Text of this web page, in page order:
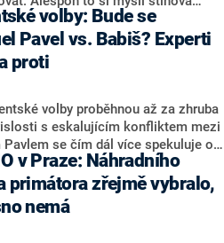
ODS Eva Decroix. V
Prima NEWS si nebrala servítky
výkonu svého nástupce Jeronýma
vládní zmocněnkyně pro lidská
(ANO). Označením „svoloč“ na
byla ještě hodná. Decroix se také
koalice Spolu či promluvila o
Martina Kuby.
Pavel vs. Babiš? Experti
proti
volby proběhnou až za zhruba
s eskalujícím konfliktem mezi
Pavlem se čím dál více spekuluje o
bitvy o Hrad mohla vyslat současná
komentátoři znovu vytahují
Babiše (ANO). Jak moc je
se v prezidentských volbách 2028
souboj z roku 2023?
v Praze: Náhradního
primátora zřejmě vybralo,
nemá